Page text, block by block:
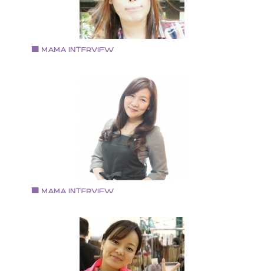
者を兼任しつつ、結婚式やイベントのコーディネータ
として勤務 出産後も再びブライダル関連の仕事に携わ
も現在は退職し、2014年秋より「And you ?」を立ち上
げ作家活動を開始 小学2年生の息子と主人の3人家族
キャンドルアーティスト
1981年大阪府東大阪市生まれ 日本キャンドル協会認定
ャンドルアーティスト
村木陽子さん
NailSalon＆BeautyCare 【 Precious 】代表
1964年生れ。栃木宇都宮市出身、豊中市在住、子供3人
と転勤族の夫の5人家族。 大手化粧品会社に26年勤務